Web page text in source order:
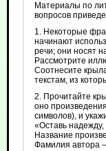
Материалы по
вопросов
1. Некоторые
начинают
речи; они носят
Рассмотрите
Соотнесите
текстам, из
2. Прочитайте
оно
символов), и
«Оставь
Название
Фамилия автора